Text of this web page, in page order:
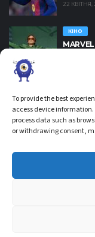
To provide the best
access device
process data such as
or withdrawing consent,
22 КВІТНЯ,
КІНО
2026:
21 КВІТНЯ,
21 КВІТНЯ,